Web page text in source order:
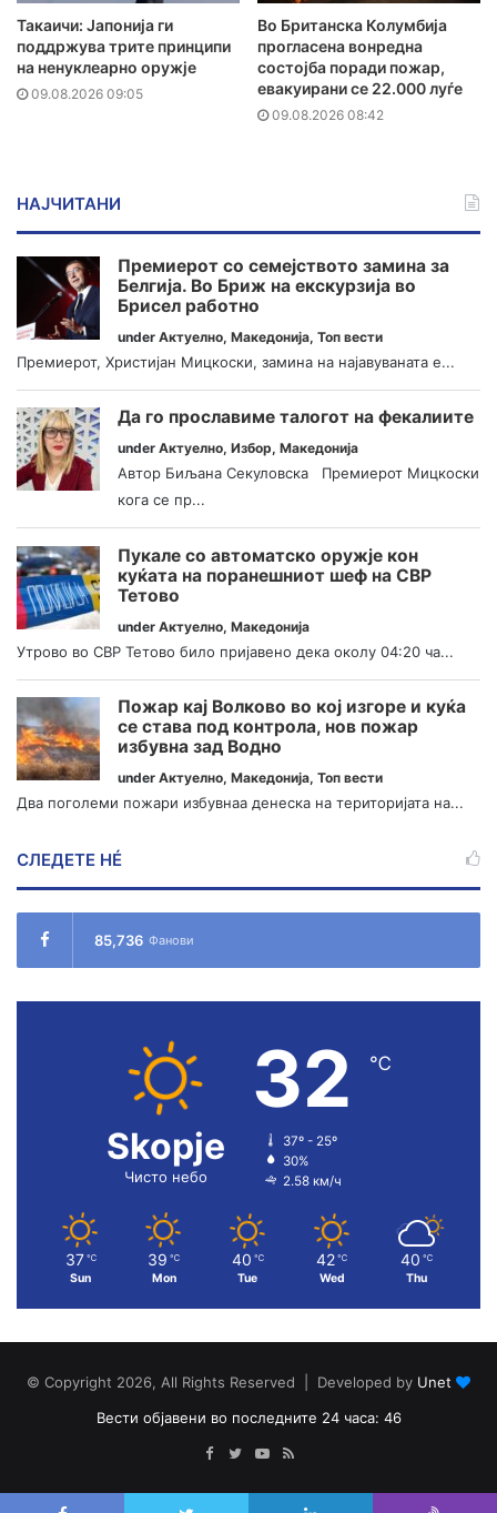
Такаичи: Јапонија ги
поддржува трите принципи
на ненуклеарно оружје
09.08.2026 09:05
Во Британска Колумбија
прогласена вонредна
состојба поради пожар,
евакуирани се 22.000 луѓе
09.08.2026 08:42
НАЈЧИТАНИ
Премиерот со семејството замина за
Белгија. Во Бриж на екскурзија во
Брисел работно
under Актуелно, Македонија, Топ вести
Премиерот, Христијан Мицкоски, замина на најавуваната е...
Да го прославиме талогот на фекалиите
under Актуелно, Избор, Македонија
Автор Биљана Секуловска Премиерот Мицкоски
кога се пр...
Пукале со автоматско оружје кон
куќата на поранешниот шеф на СВР
Тетово
under Актуелно, Македонија
Утрово во СВР Тетово било пријавено дека околу 04:20 ча...
Пожар кај Волково во кој изгоре и куќа
се става под контрола, нов пожар
избувна зад Водно
under Актуелно, Македонија, Топ вести
Два поголеми пожари избувнаа денеска на територијата на...
СЛЕДЕТЕ НÉ
85,736 Фанови
Skopje
Чисто небо
32 ℃
37º - 25º
30%
2.58 км/ч
37 ℃
Sun
39 ℃
Mon
40 ℃
Tue
42 ℃
Wed
40 ℃
Thu
© Copyright 2026, All Rights Reserved | Developed by Unet
Вести објавени во последните 24 часа: 46
Facebook
TwitterYouTube
RSS